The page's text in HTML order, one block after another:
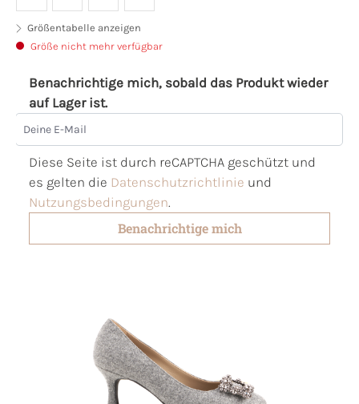
Größentabelle anzeigen
Größe nicht mehr verfügbar
Benachrichtige mich, sobald das Produkt wieder
auf Lager ist.
Deine E-Mail
Diese Seite ist durch reCAPTCHA geschützt und
es gelten die Datenschutzrichtlinie und
Nutzungsbedingungen.
Benachrichtige mich